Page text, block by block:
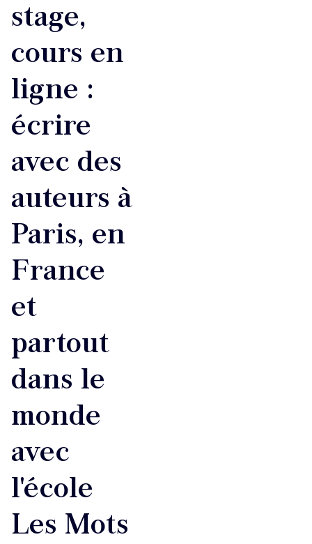
stage,
cours en
ligne :
écrire
avec des
auteurs à
Paris, en
France
et
partout
dans le
monde
avec
l'école
Les Mots